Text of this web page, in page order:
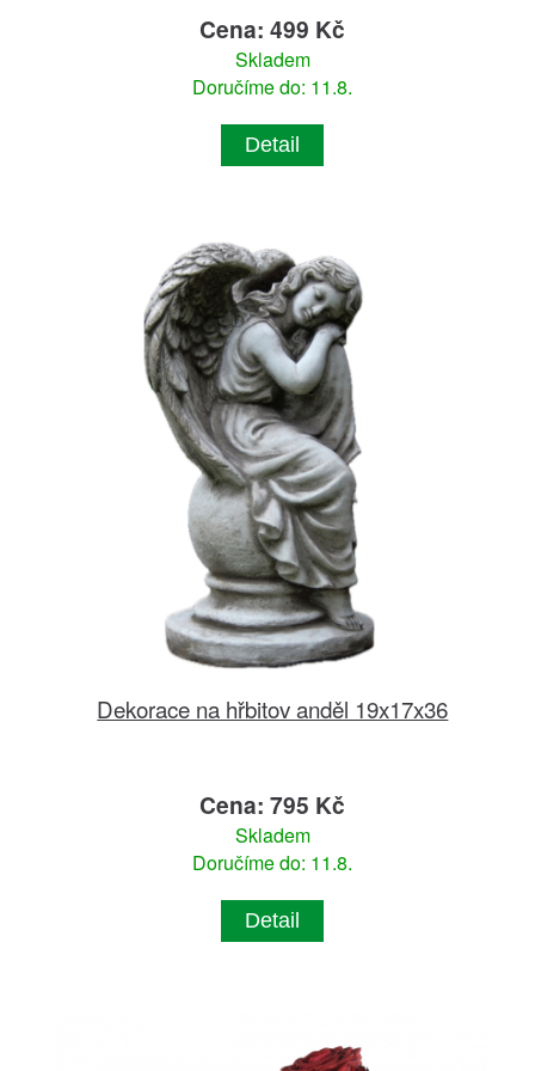
Cena: 499 Kč
Skladem
Doručíme do: 11.8.
Detail
Dekorace na hřbitov anděl 19x17x36
Cena: 795 Kč
Skladem
Doručíme do: 11.8.
Detail